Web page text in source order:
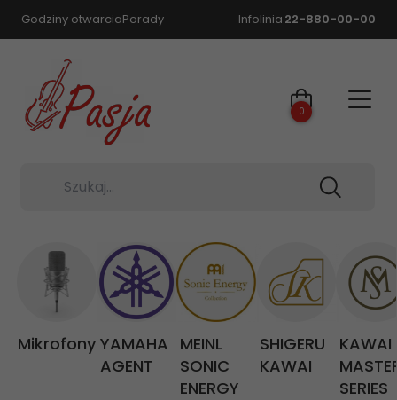
Godziny otwarciaPorady Infolinia 22-880-00-00
Szukaj...
0
Mikrofony YAMAHA
AGENT
MEINL
SONIC
ENERGY
SHIGERU
KAWAI
KAWAI
SERIES